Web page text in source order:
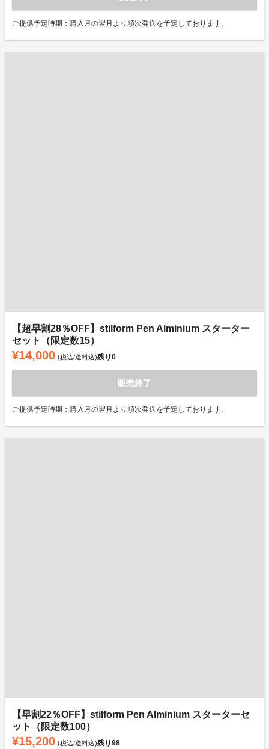
ご提供予定時期：購入月の翌月より順次発送を予定しております。
【超早割28％OFF】stilform Pen Alminium スターター
セット（限定数15）
¥14,000 (税込/送料込)残り0
販売終了
ご提供予定時期：購入月の翌月より順次発送を予定しております。
【早割22％OFF】stilform Pen Alminium スターターセ
ット（限定数100）
¥15,200 (税込/送料込)残り98